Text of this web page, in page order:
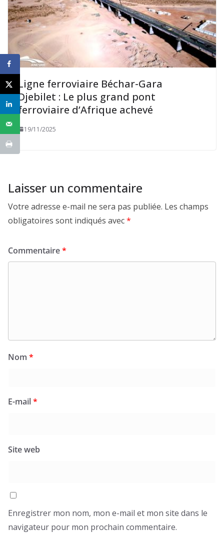
Ligne ferroviaire Béchar-Gara
Djebilet : Le plus grand pont
ferroviaire d’Afrique achevé
19/11/2025
Laisser un commentaire
Votre adresse e-mail ne sera pas publiée. Les champs
obligatoires sont indiqués avec*
Commentaire*
Nom *
E-mail*
Site web
Enregistrer mon nom, mon e-mail et mon site dans le
navigateur pour mon prochain commentaire.